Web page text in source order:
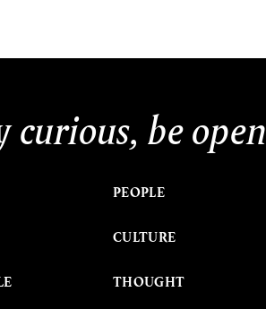
curious, be open
PEOPLE
CULTURE
THOUGHT